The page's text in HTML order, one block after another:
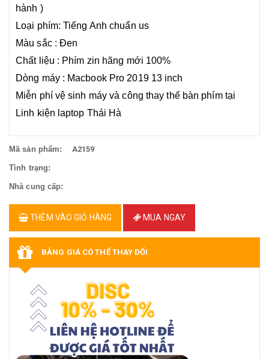
hành )
Loại phím: Tiếng Anh chuẩn us
Màu sắc : Đen
Chất liệu : Phím zin hãng mới 100%
Dòng máy : Macbook Pro 2019 13 inch
Miễn phí vệ sinh máy và công thay thế bàn phím tại
Linh kiện laptop Thái Hà
Mã sản phẩm: A2159
Tình trạng:
Nhà cung cấp:
THÊM VÀO GIỎ HÀNG MUA NGAY
BẢNG GIÁ CÓ THỂ THAY ĐỔI